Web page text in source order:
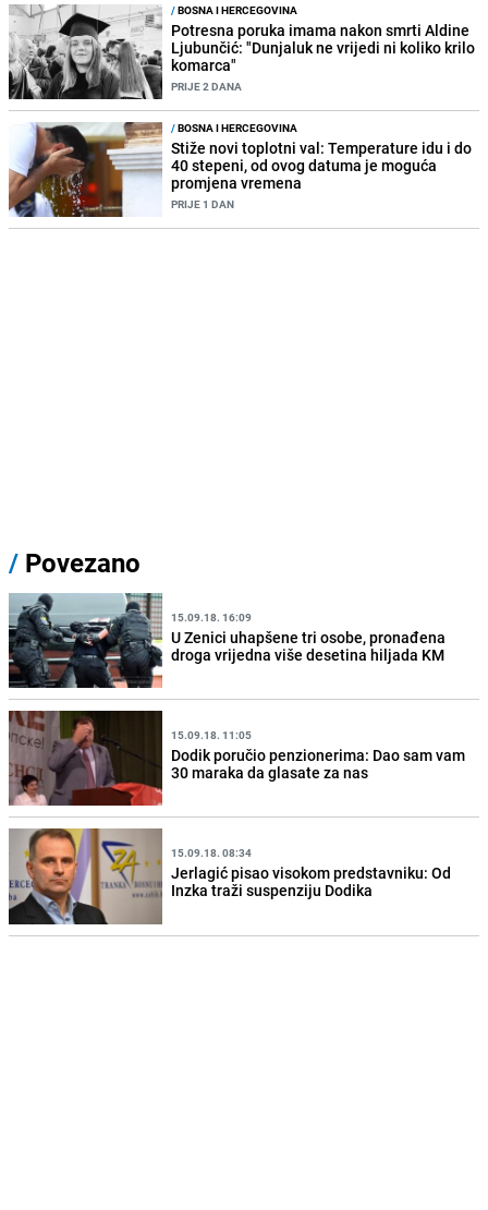
/BOSNA I HERCEGOVINA
Potresna poruka imama nakon smrti Aldine
Ljubunčić: "Dunjaluk ne vrijedi ni koliko krilo
komarca"
PRIJE 2 DANA
/BOSNA I HERCEGOVINA
Stiže novi toplotni val: Temperature idu i do
40 stepeni, od ovog datuma je moguća
promjena vremena
PRIJE 1 DAN
/ Povezano
15.09.18. 16:09
U Zenici uhapšene tri osobe, pronađena
droga vrijedna više desetina hiljada KM
15.09.18. 11:05
Dodik poručio penzionerima: Dao sam vam
30 maraka da glasate za nas
15.09.18. 08:34
Jerlagić pisao visokom predstavniku: Od
Inzka traži suspenziju Dodika